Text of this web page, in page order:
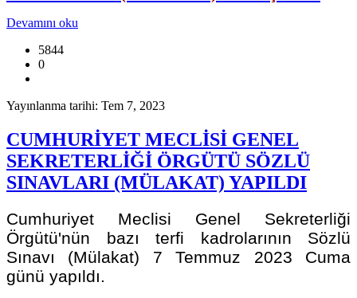
Devamını oku
5844
0
Yayınlanma tarihi: Tem 7, 2023
CUMHURİYET MECLİSİ GENEL
SEKRETERLİĞİ ÖRGÜTÜ SÖZLÜ
SINAVLARI (MÜLAKAT) YAPILDI
Cumhuriyet Meclisi Genel Sekreterliği
Örgütü'nün bazı terfi kadrolarının Sözlü
Sınavı (Mülakat) 7 Temmuz 2023 Cuma
günü yapıldı.